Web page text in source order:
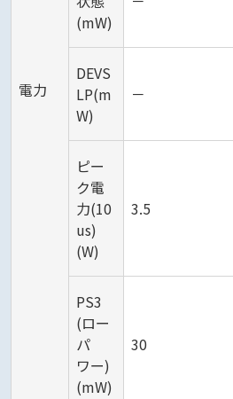
電力
(mW)
DEVS
LP(m
W)
－
ピー
ク電
力(10
us)
(W)
3.5
PS3
(ロー
パ
ワー)
(mW)
30